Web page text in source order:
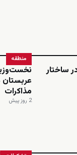
ساختار
منطقه
مذاکرات
2 روز پیش